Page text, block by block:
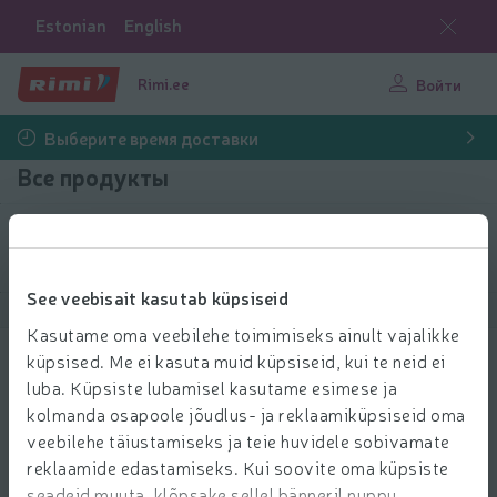
See veebisait kasutab küpsiseid
Kasutame oma veebilehe toimimiseks ainult vajalikke
küpsised. Me ei kasuta muid küpsiseid, kui te neid ei
luba. Küpsiste lubamisel kasutame esimese ja
kolmanda osapoole jõudlus- ja reklaamiküpsiseid oma
veebilehe täiustamiseks ja teie huvidele sobivamate
reklaamide edastamiseks. Kui soovite oma küpsiste
Estonian English
Rimi.ee Войти
Выберите время доставки
Все продукты
Выбрать продукты
Показать продукты
Kosmeetilised vatipadjad Almeda
120tk.
0.79 € за шт.
0 79
€/шт.Цена за единицу: 0,01 €/шт.
0,01 €/шт.
Добавить в корзину